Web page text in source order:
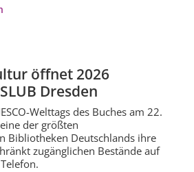
öffnet 2026
Dresden
Welttags des Buches am 22.
der größten
Bibliotheken Deutschlands ihre
zugänglichen Bestände auf